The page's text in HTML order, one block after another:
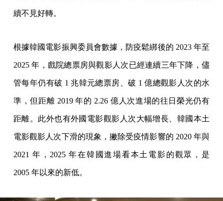
續不見好轉。
根據韓國電影振興委員會數據，防疫鬆綁後的 2023 年至
2025 年，戲院總票房與觀影人次已經連續三年下降，儘
管每年仍有破 1 兆韓元總票房、破 1 億總觀影人次的水
準，但距離 2019 年的 2.26 億人次進場的往日榮光仍有
距離。此外也有外國電影觀影人次大幅增長、韓國本土
電影觀影人次下滑的現象，撇除受疫情影響的 2020 年與
2021 年，2025 年在韓國進場看本土電影的觀眾，是
2005 年以來的新低。